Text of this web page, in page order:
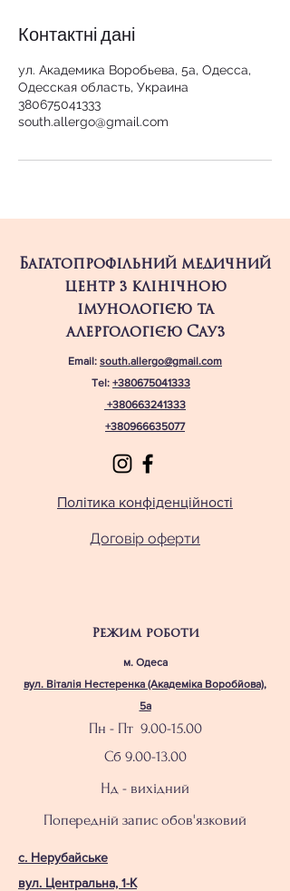
Контактні дані
ул. Академика Воробьева, 5а, Одесса,
Одесская область, Украина
380675041333
south.allergo@gmail.com
Багатопрофільний медичний
центр з клінічною
імунологією та
алергологією Сауз
Email: south.allergo@gmail.com
Tel: +380675041333
+380663241333
+380966635077
Політика конфіденційності
Договір оферти
Режим роботи
м. Одеса
вул. Віталія Нестеренка (Академіка Воробйова),
5а
Пн - Пт 9.00-15.00
Сб 9.00-13.00
Нд - вихідний
Попередній запис обов'язковий
с. Нерубайське
вул. Центральна, 1-К